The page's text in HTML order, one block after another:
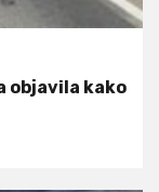
objavila kako